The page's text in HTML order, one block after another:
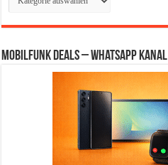
Mobilfunk Deals – WhatsApp Kanal